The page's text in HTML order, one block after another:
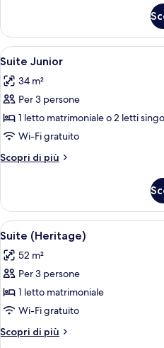
(Mansarda
with
Belem
view)
Apri
tutte
le
foto
per
Suite
Junior
5
Suite Junior
34 m²
Per 3 persone
1 letto matrimoniale o 2 letti
Wi-Fi gratuito
Scopri di più
Altri
Junior
Apri
tutte
le
foto
per
Suite
(Heritage)
5
Suite (Heritage)
52 m²
Per 3 persone
1 letto matrimoniale
Wi-Fi gratuito
Scopri di più
Altri